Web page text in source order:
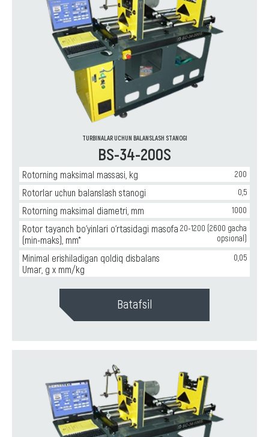
TURBINALAR UCHUN BALANSLASH STANOGI
BS-34-200S
Rotorning maksimal massasi, kg 200
Rotorlar uchun balanslash stanogi 0,5
Rotorning maksimal diametri, mm 1000
Rotor tayanch bo‘yinlari o‘rtasidagi masofa
(min-maks), mm*
20-1200 (2600 gacha
opsional)
Minimal erishiladigan qoldiq disbalans
Umar, g x mm/kg
0,05
Batafsil